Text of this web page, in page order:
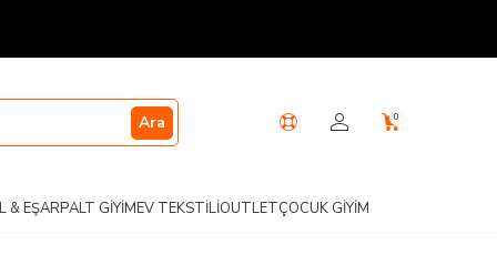
Ara 0
& EŞARPALT GIYIMEV TEKSTILIOUTLETÇOCUK GIYIM